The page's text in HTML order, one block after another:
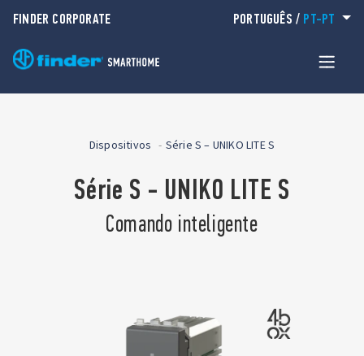
FINDER CORPORATE PORTUGUÊS / PT-PT
Dispositivos Série S – UNIKO LITE S
Série S - UNIKO LITE S
Comando inteligente